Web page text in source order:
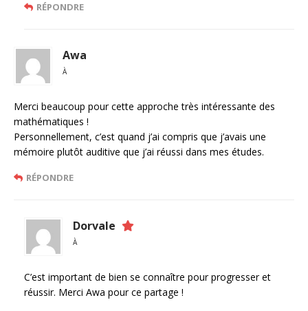
RÉPONDRE
Awa
À
Merci beaucoup pour cette approche très intéressante des
mathématiques !
Personnellement, c’est quand j’ai compris que j’avais une
mémoire plutôt auditive que j’ai réussi dans mes études.
RÉPONDRE
Dorvale
À
C’est important de bien se connaître pour progresser et
réussir. Merci Awa pour ce partage !